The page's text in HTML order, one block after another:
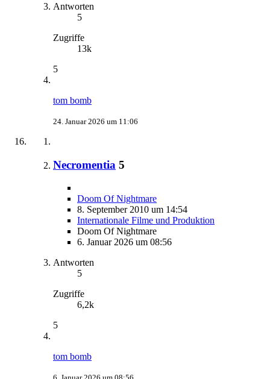
Antworten
5
Zugriffe
13k
5
tom bomb
24. Januar 2026 um 11:06
Necromentia 5
Doom Of Nightmare
8. September 2010 um 14:54
Internationale Filme und Produktion
Doom Of Nightmare
6. Januar 2026 um 08:56
Antworten
5
Zugriffe
6,2k
5
tom bomb